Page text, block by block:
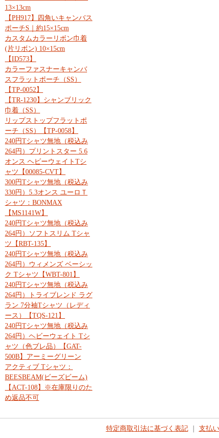
13×13cm
【PH917】四角いキャンバス
ポーチS｜約15×15cm
カスタムカラーリボン巾着
(片リボン) 10×15cm
【ID573】
カラーファスナーキャンバ
スフラットポーチ（SS）
【TP-0052】
【TR-1230】シャンブリック
巾着（SS）
リップストップフラットポ
ーチ（SS）【TP-0058】
240円Tシャツ無地（税込み
264円）プリントスター 5.6
オンス ヘビーウェイトTシ
ャツ【00085-CVT】
300円Tシャツ無地（税込み
330円）5.3オンス ユーロＴ
シャツ：BONMAX
【MS1141W】
240円Tシャツ無地（税込み
264円）ソフトスリム Tシャ
ツ【RBT-135】
240円Tシャツ無地（税込み
264円）ウィメンズ ベーシッ
ク Tシャツ【WBT-801】
240円Tシャツ無地（税込み
264円）トライブレンド ラグ
ラン 7分袖Tシャツ（レディ
ース）【TQS-121】
240円Tシャツ無地（税込み
264円）ヘビーウェイト Tシ
ャツ（色ブレ品）【GAT-
500B】アーミーグリーン
アクティブ Tシャツ：
BEESBEAM(ビーズビーム)
【ACT-108】※在庫限りのた
め返品不可
特定商取引法に基づく表記｜ 支払